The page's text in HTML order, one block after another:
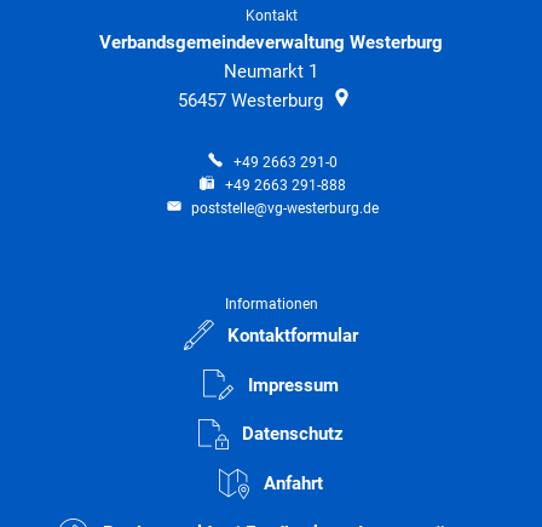
Kontakt
Verbandsgemeindeverwaltung Westerburg
Neumarkt 1
56457 Westerburg
+49 2663 291-0
+49 2663 291-888
poststelle@vg-westerburg.de
Informationen
Kontaktformular
Impressum
Datenschutz
Anfahrt